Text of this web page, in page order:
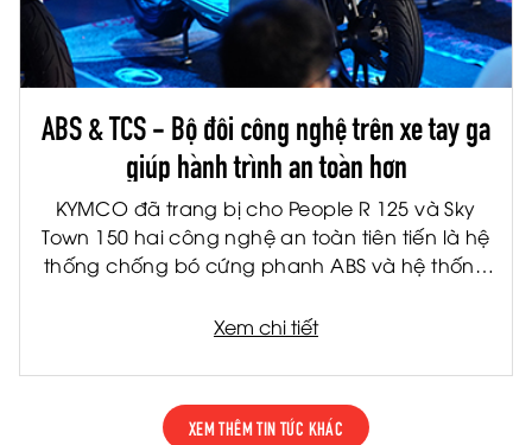
ABS & TCS - Bộ đôi công nghệ trên xe tay ga
giúp hành trình an toàn hơn
KYMCO đã trang bị cho People R 125 và Sky
Town 150 hai công nghệ an toàn tiên tiến là hệ
thống chống bó cứng phanh ABS và hệ thống
được ứng dụng rộng rãi trên các dòng xe cao
giảm thiểu rủi ro trong nhiều tình huống vận
hành thực tế.
Xem chi tiết
XEM THÊM TIN TỨC KHÁC